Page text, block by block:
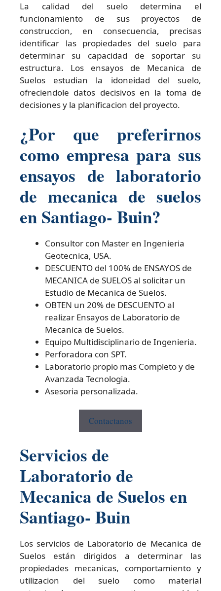
La calidad del suelo determina el
funcionamiento de sus proyectos de
construccion, en consecuencia, precisas
identificar las propiedades del suelo para
determinar su capacidad de soportar su
estructura. Los ensayos de Mecanica de
Suelos estudian la idoneidad del suelo,
ofreciendole datos decisivos en la toma de
decisiones y la planificacion del proyecto.
¿Por que preferirnos
como empresa para sus
ensayos de laboratorio
de mecanica de suelos
en Santiago- Buin?
Consultor con Master en Ingenieria
Geotecnica, USA.
DESCUENTO del 100% de ENSAYOS de
MECANICA de SUELOS al solicitar un
Estudio de Mecanica de Suelos.
OBTEN un 20% de DESCUENTO al
realizar Ensayos de Laboratorio de
Mecanica de Suelos.
Equipo Multidisciplinario de Ingenieria.
Perforadora con SPT.
Laboratorio propio mas Completo y de
Avanzada Tecnologia.
Asesoria personalizada.
Contactanos
Servicios de
Laboratorio de
Mecanica de Suelos en
Santiago- Buin
Los servicios de Laboratorio de Mecanica de
Suelos están dirigidos a determinar las
propiedades mecanicas, comportamiento y
utilizacion del suelo como material